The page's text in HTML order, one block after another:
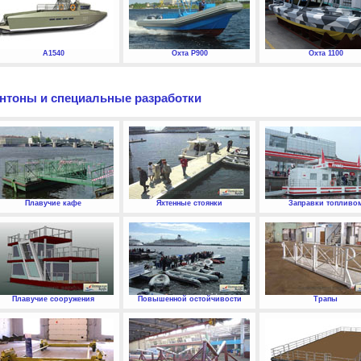
А1540 Охта P900 Охта 1100
и специальные разработки
Плавучие кафе Яхтенные стоянки Заправки
Плавучие сооружения Повышенной остойчивости Трапы